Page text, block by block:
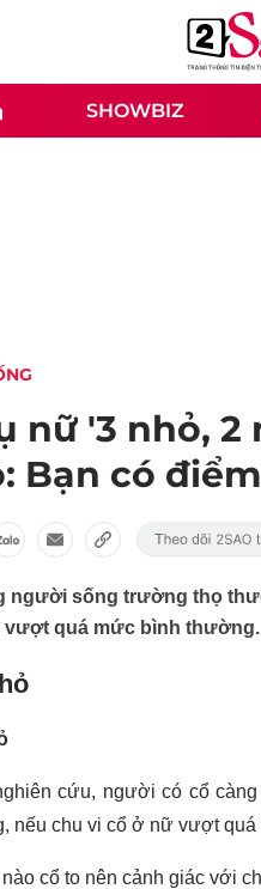
SHOWBIZ
nữ '3 nhỏ,
Bạn có
người sống trường thọ
vượt quá mức bình thường.
cứu, người có cổ
nếu chu vi cổ ở nữ vượt
cổ to nên cảnh giác với